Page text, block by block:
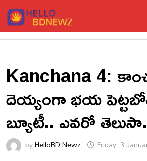
Skip
to
content
Kanchana 4:
దెయ్యంగా భయ
బ్యూటీ.. ఎవరో
byHelloBD Newz Friday, 3